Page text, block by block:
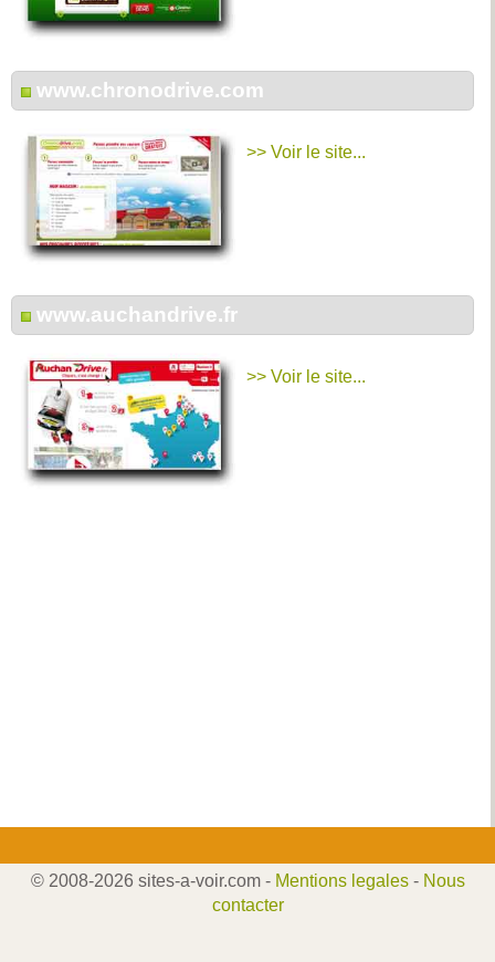
www.chronodrive.com
>> Voir le site...
www.auchandrive.fr
>> Voir le site...
© 2008-2026 sites-a-voir.com - Mentions legales- Nous
contacter